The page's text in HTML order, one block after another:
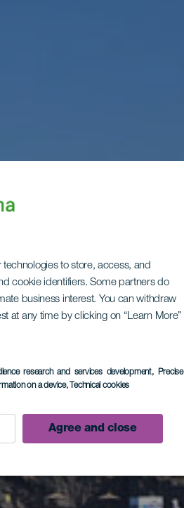
to store, access, and
cookie identifiers. Some partners do
business interest. You can withdraw
at any time by clicking on “Learn More”
research and services development, Precise
on a device, Technical cookies
Agree and close